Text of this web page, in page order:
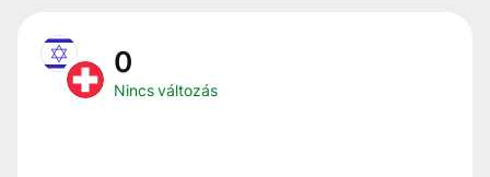
0
Nincs változás